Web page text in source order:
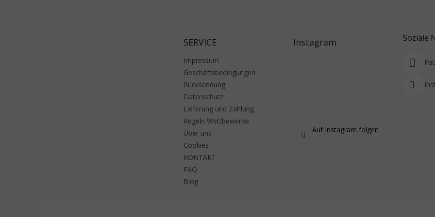
SERVICE
Impressum
Geschäftsbedingungen
Rücksendung
Datenschutz
Lieferung und Zahlung
Regeln Wettbewerbe
Über uns
Cookies
KONTAKT
FAQ
Blog
Instagram
Auf Instagram folgen
Soziale